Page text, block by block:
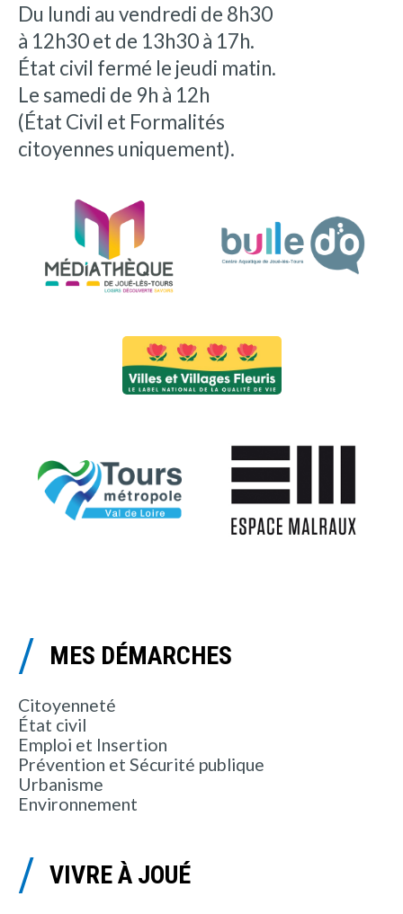
Du lundi au vendredi de 8h30
à 12h30 et de 13h30 à 17h.
État civil fermé le jeudi matin.
Le samedi de 9h à 12h
(État Civil et Formalités
citoyennes uniquement).
MES DÉMARCHES
Citoyenneté
État civil
Emploi et Insertion
Prévention et Sécurité publique
Urbanisme
Environnement
VIVRE À JOUÉ